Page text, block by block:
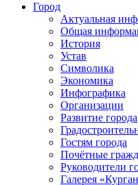
Город
Актуальная
Общая
История
Устав
Символика
Экономика
Инфографика
Организации
Развитие города
Гостям города
Почётные
Руководители
Галерея